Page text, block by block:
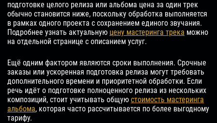
подготовке целого релиза или альбома цена за один трек
обычно становится ниже, поскольку обработка выполняется
в рамках одного проекта с сохранением единого звучания.
Подробнее узнать актуальную цену мастеринга трека можно
на отдельной странице с описанием услуг.
Ещё одним фактором являются сроки выполнения. Срочные
заказы или ускоренная подготовка релиза могут требовать
дополнительного времени и приоритетной обработки. Если
речь идёт о подготовке полноценного релиза из нескольких
композиций, стоит учитывать общую стоимость мастеринга
альбома, которая часто рассчитывается по более выгодному
тарифу.